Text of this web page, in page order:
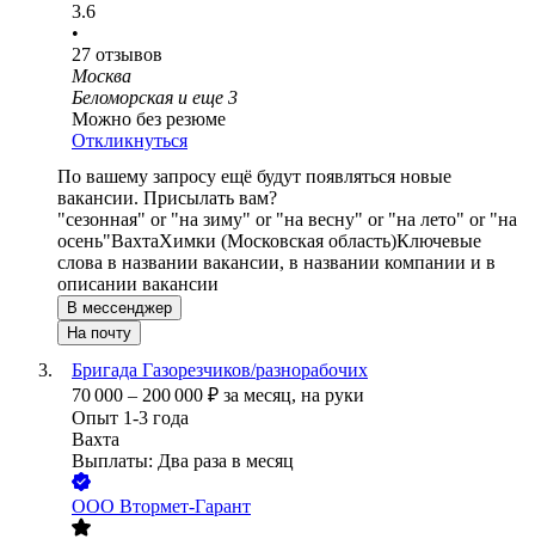
3.6
•
27 отзывов
Москва
Беломорская и еще 3
Можно без резюме
Откликнуться
По вашему запросу ещё будут появляться новые
вакансии. Присылать вам?
"сезонная" or "на зиму" or "на весну" or "на лето" or "на
осень"ВахтаХимки (Московская область)Ключевые
слова в названии вакансии, в названии компании и в
описании вакансии
В мессенджер
На почту
Бригада Газорезчиков/разнорабочих
70 000 – 200 000 ₽ за месяц, на руки
Опыт 1-3 года
Вахта
Выплаты: Два раза в месяц
ООО Втормет-Гарант